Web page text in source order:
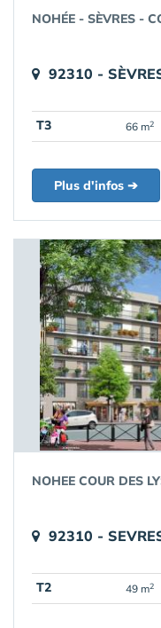
NOHÉE - SÈVRES -
92310 -
T3 66 m2
Plus d'infos ➔
NOHEE COUR DES
92310 -
T2 49 m2